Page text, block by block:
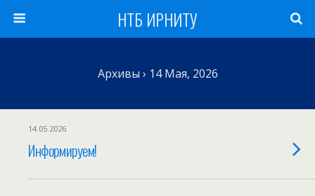
НТБ ИРНИТУ
Архивы › 14 Мая, 2026
14.05.2026
Информируем!